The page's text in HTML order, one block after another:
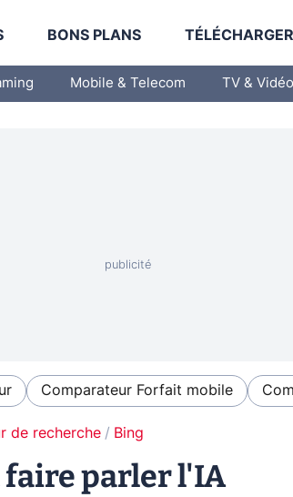
BONS PLANS
Mobile & Telecom TV & Vidéo
Comparateur Forfait mobile
de recherche Bing
faire parler l'IA